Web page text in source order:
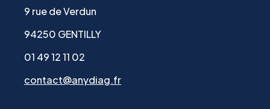
9 rue de Verdun
94250 GENTILLY
01 49 12 11 02
contact@anydiag.fr